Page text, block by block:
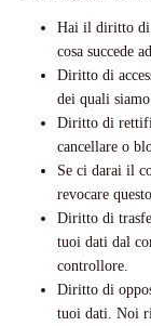
Hai il diritto di
cosa succede
Diritto di
dei quali siamo
Diritto di
cancellare o
Se ci darai il
revocare
Diritto di
tuoi dati dal
controllore.
Diritto di
tuoi dati. Noi